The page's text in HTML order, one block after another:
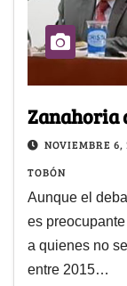
Zanahoria
NOVIEMBRE 6,
TOBÓN
Aunque el
es
a quienes no
entre 2015…